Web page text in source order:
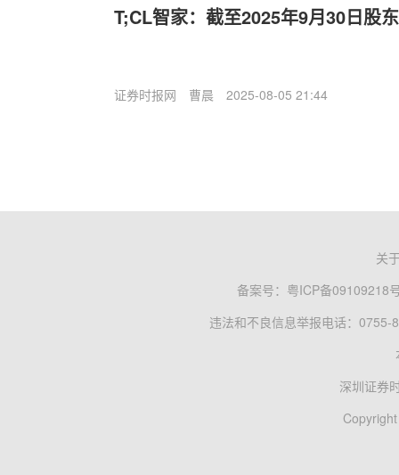
T;CL智家：截至2025年9月30日股
证券时报网 曹晨 2025-08-05 21:44
关
备案号： 粤ICP备09109218
违法和不良信息举报电话：0755-
深圳证券